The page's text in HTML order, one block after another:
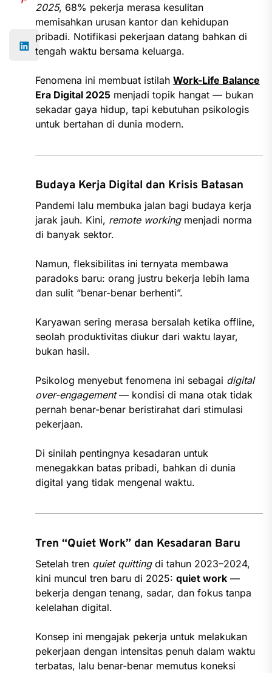
2025, 68% pekerja merasa kesulitan
memisahkan urusan kantor dan kehidupan
pribadi. Notifikasi pekerjaan datang bahkan di
tengah waktu bersama keluarga.
Fenomena ini membuat istilah Work-Life Balance
Era Digital 2025menjadi topik hangat — bukan
sekadar gaya hidup, tapi kebutuhan psikologis
untuk bertahan di dunia modern.
Budaya Kerja Digital dan Krisis Batasan
Pandemi lalu membuka jalan bagi budaya kerja
jarak jauh. Kini, remote workingmenjadi norma
di banyak sektor.
Namun, fleksibilitas ini ternyata membawa
paradoks baru: orang justru bekerja lebih lama
dan sulit “benar-benar berhenti”.
Karyawan sering merasa bersalah ketika offline,
seolah produktivitas diukur dari waktu layar,
bukan hasil.
Psikolog menyebut fenomena ini sebagai digital
over-engagement— kondisi di mana otak tidak
pernah benar-benar beristirahat dari stimulasi
pekerjaan.
Di sinilah pentingnya kesadaran untuk
menegakkan batas pribadi, bahkan di dunia
digital yang tidak mengenal waktu.
Tren “Quiet Work” dan Kesadaran Baru
Setelah tren quiet quittingdi tahun 2023–2024,
kini muncul tren baru di 2025: quiet work—
bekerja dengan tenang, sadar, dan fokus tanpa
kelelahan digital.
Konsep ini mengajak pekerja untuk melakukan
pekerjaan dengan intensitas penuh dalam waktu
terbatas, lalu benar-benar memutus koneksi